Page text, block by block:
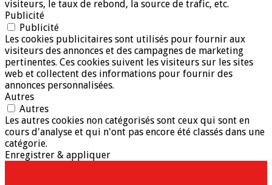
visiteurs, le taux de rebond, la source de trafic, etc.
Publicité
Publicité
Les cookies publicitaires sont utilisés pour fournir aux
visiteurs des annonces et des campagnes de marketing
pertinentes. Ces cookies suivent les visiteurs sur les sites
web et collectent des informations pour fournir des
annonces personnalisées.
Autres
Autres
Les autres cookies non catégorisés sont ceux qui sont en
cours d'analyse et qui n'ont pas encore été classés dans une
catégorie.
Enregistrer & appliquer